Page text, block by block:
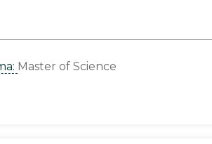
Master of Science